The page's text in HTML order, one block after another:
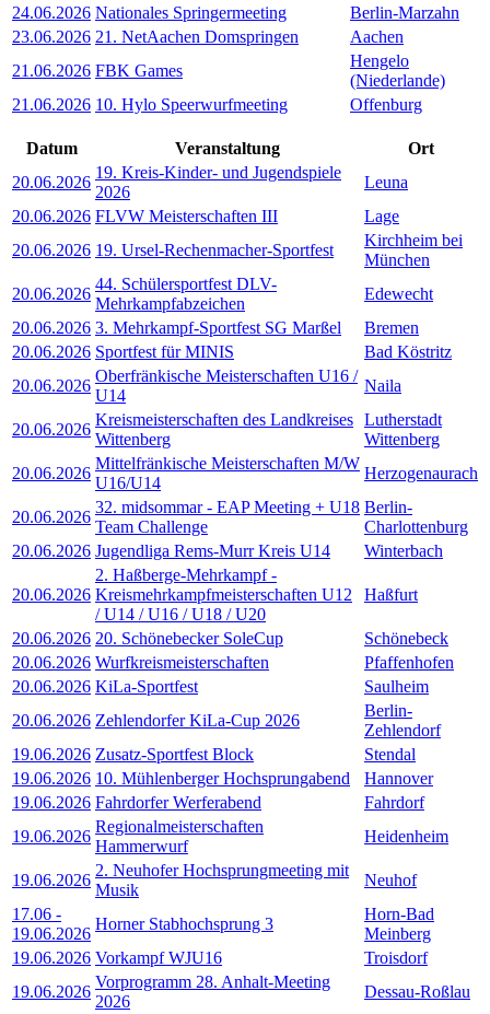
24.06.2026 Nationales Springermeeting
Berlin-Marzahn
23.06.2026 21. NetAachen Domspringen
Aachen
21.06.2026 FBK Games
Hengelo
(Niederlande)
21.06.2026 10. Hylo Speerwurfmeeting Offenburg
Datum Veranstaltung
Ort
20.06.2026
19. Kreis-Kinder- und Jugendspiele
2026
Leuna
20.06.2026 FLVW Meisterschaften III
Lage
20.06.2026 19. Ursel-Rechenmacher-Sportfest
Kirchheim bei
München
20.06.2026
44. Schülersportfest DLV-
Mehrkampfabzeichen
Edewecht
20.06.2026 3. Mehrkampf-Sportfest SG Marßel
Bremen
20.06.2026 Sportfest für MINIS
Bad Köstritz
20.06.2026
Oberfränkische Meisterschaften U16 /
U14
Naila
20.06.2026
Kreismeisterschaften des Landkreises
Wittenberg
Lutherstadt
Wittenberg
20.06.2026
Mittelfränkische Meisterschaften M/W
U16/U14
Herzogenaurach
20.06.2026
32. midsommar - EAP Meeting + U18
Team Challenge
Berlin-
Charlottenburg
20.06.2026 Jugendliga Rems-Murr Kreis U14 Winterbach
20.06.2026
2. Haßberge-Mehrkampf -
Kreismehrkampfmeisterschaften U12
/ U14 / U16 / U18 / U20
Haßfurt
20.06.2026 20. Schönebecker SoleCup
Schönebeck
20.06.2026 Wurfkreismeisterschaften
Pfaffenhofen
20.06.2026 KiLa-Sportfest
Saulheim
20.06.2026 Zehlendorfer KiLa-Cup 2026
Berlin-
Zehlendorf
19.06.2026 Zusatz-Sportfest Block
Stendal
19.06.2026 10. Mühlenberger Hochsprungabend
Hannover
19.06.2026 Fahrdorfer Werferabend
Fahrdorf
19.06.2026
Regionalmeisterschaften
Hammerwurf
Heidenheim
19.06.2026
2. Neuhofer Hochsprungmeeting mit
Musik
Neuhof
17.06 -
19.06.2026
Horner Stabhochsprung 3
Horn-Bad
Meinberg
19.06.2026 Vorkampf WJU16
Troisdorf
19.06.2026
Vorprogramm 28. Anhalt-Meeting
2026
Dessau-Roßlau